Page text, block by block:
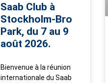
Saab Club à
Stockholm-Bro
Park, du 7 au 9
août 2026.
Bienvenue à la réunion
internationale du Saab